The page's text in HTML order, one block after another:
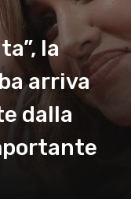
la
arriva
dalla